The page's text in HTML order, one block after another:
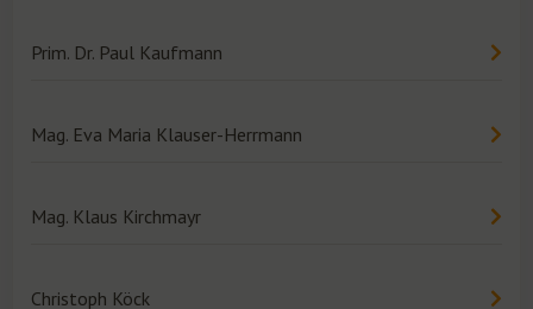
Prim. Dr. Paul Kaufmann
Mag. Eva Maria Klauser-Herrmann
Mag. Klaus Kirchmayr
Christoph Köck